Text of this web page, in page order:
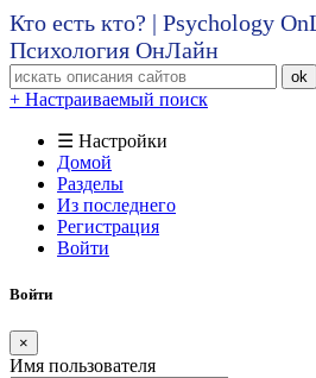
Кто есть кто? | Psychology
Психология ОнЛайн
ok
+ Настраиваемый поиск
☰ Настройки
Домой
Разделы
Из последнего
Регистрация
Войти
Войти
×
Имя пользователя